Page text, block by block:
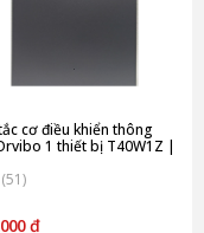
cơ điều khiển thông
1 thiết bị T40W1Z |
(51)
₫